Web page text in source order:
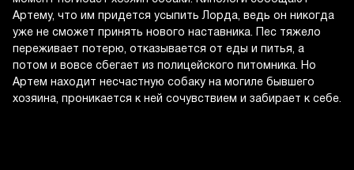
Артему, что им придется усыпить Лорда, ведь он никогда
уже не сможет принять нового наставника. Пес тяжело
переживает потерю, отказывается от еды и питья, а
потом и вовсе сбегает из полицейского питомника. Но
Артем находит несчастную собаку на могиле бывшего
хозяина, проникается к ней сочувствием и забирает к себе.